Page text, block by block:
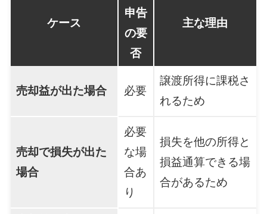
ケース
申告
の要
否
主な理由
売却益が出た場合 必要
譲渡所得に課税さ
れるため
売却で損失が出た
場合
必要
な場
合あ
り
損失を他の所得と
損益通算できる場
合があるため